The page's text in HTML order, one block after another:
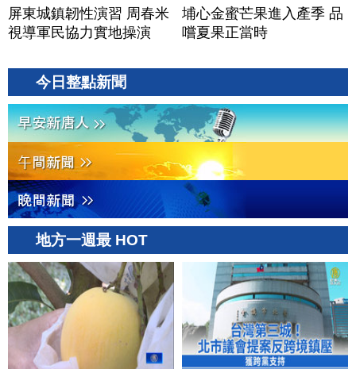
屏東城鎮韌性演習 周春米
視導軍民協力實地操演
埔心金蜜芒果進入產季 品
嚐夏果正當時
今日整點新聞
地方一週最 HOT